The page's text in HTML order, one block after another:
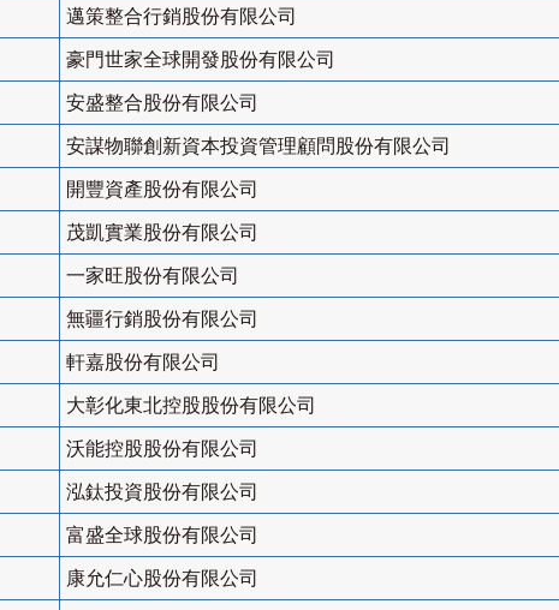
邁策整合行銷股份有限公司
豪門世家全球開發股份有限公司
安盛整合股份有限公司
安謀物聯創新資本投資管理顧問股份有限公司
開豐資產股份有限公司
茂凱實業股份有限公司
一家旺股份有限公司
無疆行銷股份有限公司
軒嘉股份有限公司
大彰化東北控股股份有限公司
沃能控股股份有限公司
泓鈦投資股份有限公司
富盛全球股份有限公司
康允仁心股份有限公司